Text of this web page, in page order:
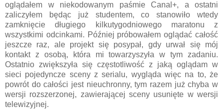
oglądałem w niekodowanym paśmie Canal+, a ostatni
zaliczyłem będąc już studentem, co stanowiło wtedy
zamknięcie długiego kilkutygodniowego maratonu z
wszystkimi odcinkami. Później próbowałem oglądać całość
jeszcze raz, ale projekt się posypał, gdy urwał się mój
kontakt z osobą, która mi towarzyszyła w tym zadaniu.
Ostatnio zwiększyła się częstotliwość z jaką oglądam w
sieci pojedyncze sceny z serialu, wygląda więc na to, że
powrót do całości jest nieuchronny, tym razem już chyba w
wersji rozszerzonej, zawierającej sceny usunięte w wersji
telewizyjnej.